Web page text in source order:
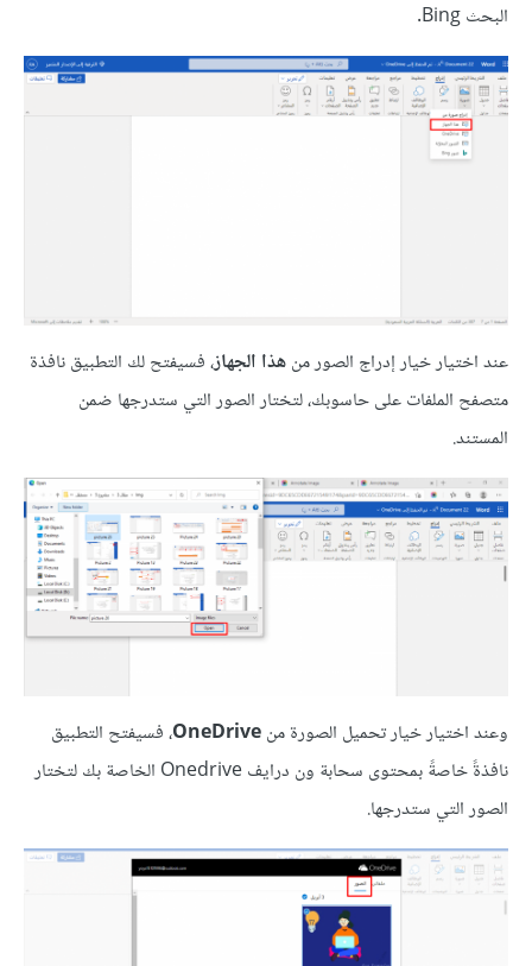
البحث Bing.
عند اختيار خيار إدراج الصور منهذا الجهاز، فسيفتح لك التطبيق نافذة
متصفح الملفات على حاسوبك، لتختار الصور التي ستدرجها ضمن
المستند.
وعند اختيار خيار تحميل الصورة منOneDrive، فسيفتح التطبيق
نافذةً خاصةً بمحتوى سحابة ون درايف Onedrive الخاصة بك لتختار
الصور التي ستدرجها.